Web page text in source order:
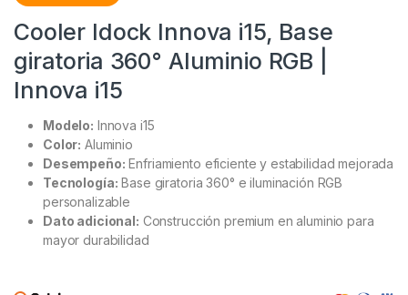
Cooler Idock Innova i15, Base
giratoria 360° Aluminio RGB |
Innova i15
Modelo: Innova i15
Color: Aluminio
Desempeño: Enfriamiento eficiente y estabilidad mejorada
Tecnología: Base giratoria 360° e iluminación RGB
personalizable
Dato adicional: Construcción premium en aluminio para
mayor durabilidad